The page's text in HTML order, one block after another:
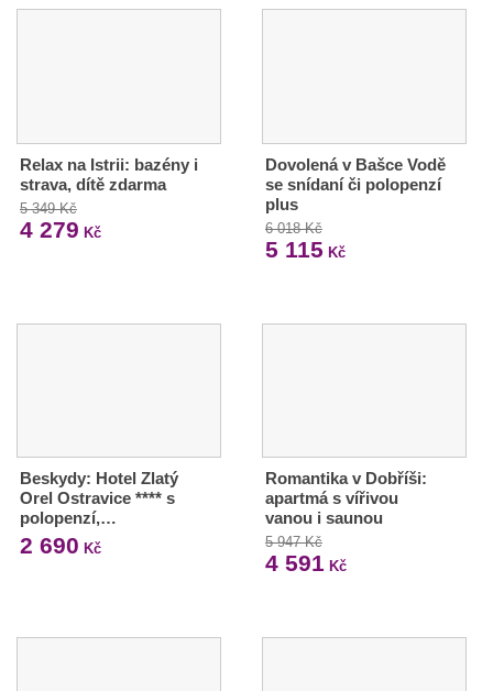
Relax na Istrii: bazény i
strava, dítě zdarma
5 349 Kč
4 279 Kč
Dovolená v Bašce Vodě
se snídaní či polopenzí
plus
6 018 Kč
5 115 Kč
Beskydy: Hotel Zlatý
Orel Ostravice **** s
polopenzí,…
2 690 Kč
Romantika v Dobříši:
apartmá s vířivou
vanou i saunou
5 947 Kč
4 591 Kč